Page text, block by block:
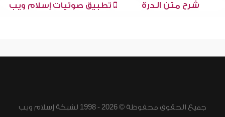
شرح متن الدرة تطبيق صوتيات إسلام ويب
جميع الحقوق محفوظة © 2026 - 1998 لشبكة إسلام ويب